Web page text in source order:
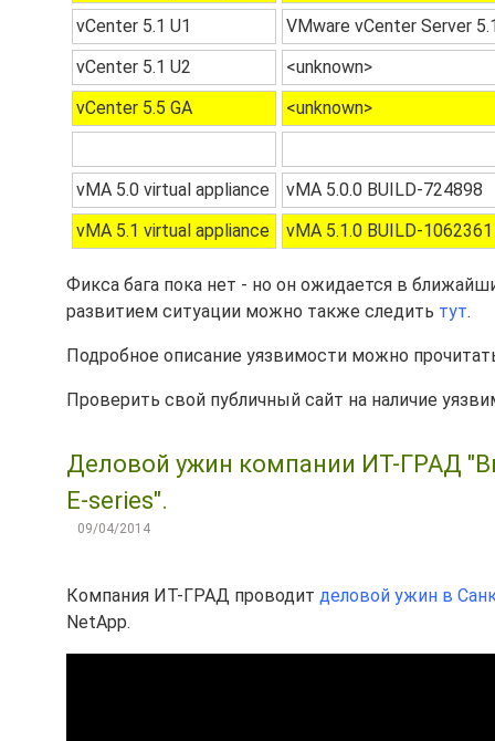
vCenter 5.1 U1
VMware vCenter Server
vCenter 5.1 U2
<unknown>
vCenter 5.5 GA
<unknown>
vMA 5.0 virtual appliance
vMA 5.0.0 BUILD-724898
vMA 5.1 virtual appliance
vMA 5.1.0 BUILD-1062361
Фикса бага пока нет - но он ожидается в
развитием ситуации можно также следить тут.
Подробное описание уязвимости можно
Проверить свой публичный сайт на наличие
Деловой ужин компании ИТ-ГРАД
E-series".
09/04/2014
Компания ИТ-ГРАД проводит деловой ужин в
NetApp.